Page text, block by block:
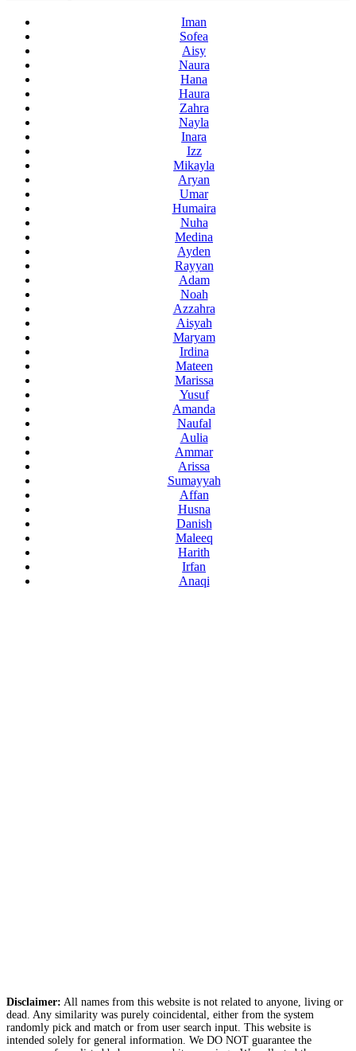
Iman
Sofea
Aisy
Naura
Hana
Haura
Zahra
Nayla
Inara
Izz
Mikayla
Aryan
Umar
Humaira
Nuha
Medina
Ayden
Rayyan
Adam
Noah
Azzahra
Aisyah
Maryam
Irdina
Mateen
Marissa
Yusuf
Amanda
Naufal
Aulia
Ammar
Arissa
Sumayyah
Affan
Husna
Danish
Maleeq
Harith
Irfan
Anaqi
Disclaimer: All names from this website is not related to anyone, living or
dead. Any similarity was purely coincidental, either from the system
randomly pick and match or from user search input. This website is
intended solely for general information. We DO NOT guarantee the